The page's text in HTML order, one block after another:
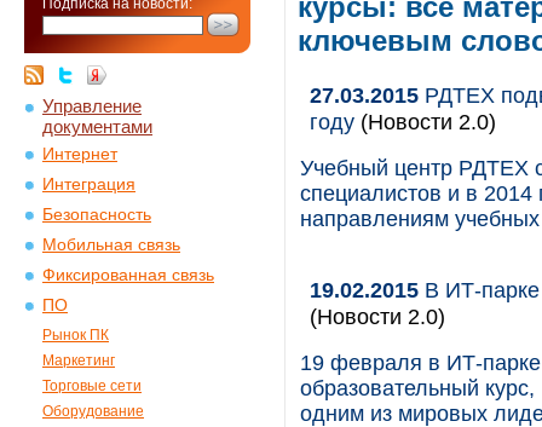
Подписка на новости:
Управление
документами
Интернет
Интеграция
Безопасность
Мобильная связь
Фиксированная связь
ПО
Рынок ПК
Маркетинг
Торговые сети
Оборудование
курсы: все
ключевым
27.03.2015 РДТЕХ
году (Новости 2.0)
Учебный центр РДТЕХ
специалистов и в 2014
направлениям учебных
19.02.2015 В ИТ-
(Новости 2.0)
19 февраля в ИТ-
образовательный
одним из мировых